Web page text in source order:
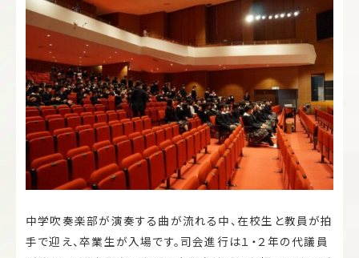
中学吹奏楽部が演奏する曲が流れる中、在校生と教員が拍
手で迎え、卒業生が入場です。司会進行は１・２年の代議員